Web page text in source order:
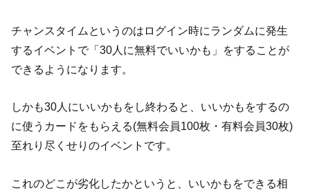
チャンスタイムというのはログイン時にランダムに発生
するイベントで「30人に無料でいいかも」をすることが
できるようになります。
しかも30人にいいかもをし終わると、いいかもをするの
に使うカードをもらえる(無料会員100枚・有料会員30枚)
至れり尽くせりのイベントです。
これのどこが劣化したかというと、いいかもをできる相